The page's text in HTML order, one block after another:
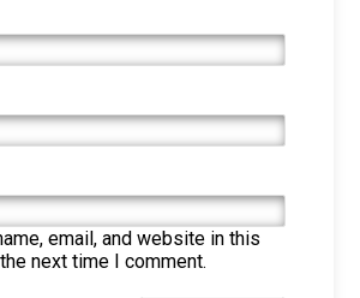
email, and website in this
next time I comment.